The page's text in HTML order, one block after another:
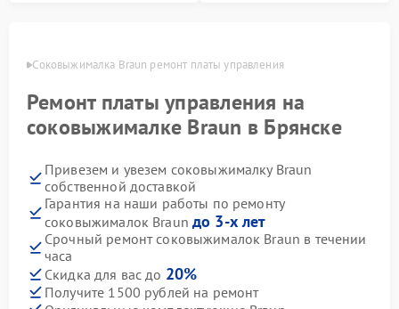
Соковыжималка Braun ремонт платы управления
Ремонт платы управления на
соковыжималке Braun в Брянске
Привезем и увезем соковыжималку Braun
собственной доставкой
Гарантия на наши работы по ремонту
соковыжималок Braunдо 3-х лет
Срочный ремонт соковыжималок Braun в течении
часа
Скидка для вас до 20%
Получите 1500 рублей на ремонт